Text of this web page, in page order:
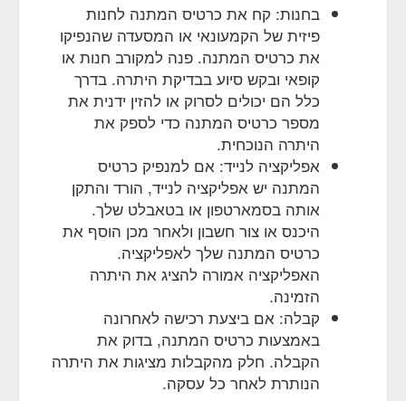
בחנות: קח את כרטיס המתנה לחנות
פיזית של הקמעונאי או המסעדה שהנפיקו
את כרטיס המתנה. פנה למקורב חנות או
קופאי ובקש סיוע בבדיקת היתרה. בדרך
כלל הם יכולים לסרוק או להזין ידנית את
מספר כרטיס המתנה כדי לספק את
היתרה הנוכחית.
אפליקציה לנייד: אם למנפיק כרטיס
המתנה יש אפליקציה לנייד, הורד והתקן
אותה בסמארטפון או בטאבלט שלך.
היכנס או צור חשבון ולאחר מכן הוסף את
כרטיס המתנה שלך לאפליקציה.
האפליקציה אמורה להציג את היתרה
הזמינה.
קבלה: אם ביצעת רכישה לאחרונה
באמצעות כרטיס המתנה, בדוק את
הקבלה. חלק מהקבלות מציגות את היתרה
הנותרת לאחר כל עסקה.